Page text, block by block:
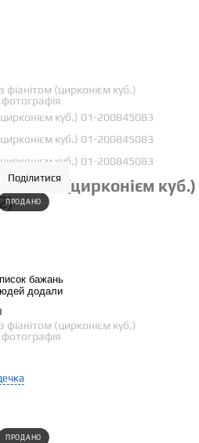
ПРОДАНО
ПРОДАНО
Поділитися
(цирконієм куб.)
бажань
додали